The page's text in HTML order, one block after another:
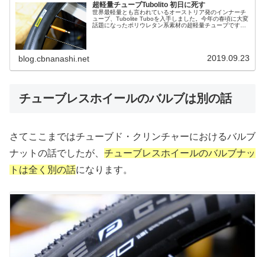
超軽量チューブTubolito 初日に死す
世界最軽量とも言われているオーストリア発のインナーチ
ューブ、Tubolite Tuboを入手しました。今年の春頃に大変
話題になったポリウレタン系素材の超軽量チューブです。
blog.cbnanashi.net 2019.09.23
チューブレスホイールのバルブは別の話
さてここまではチューブド・クリンチャーにおけるバルブ
ナットの話でしたが、 チューブレスホイールのバルブナッ
トは全く別の話になります。